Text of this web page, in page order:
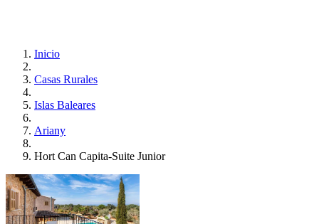
Inicio
Casas Rurales
Islas Baleares
Ariany
Hort Can Capita-Suite Junior